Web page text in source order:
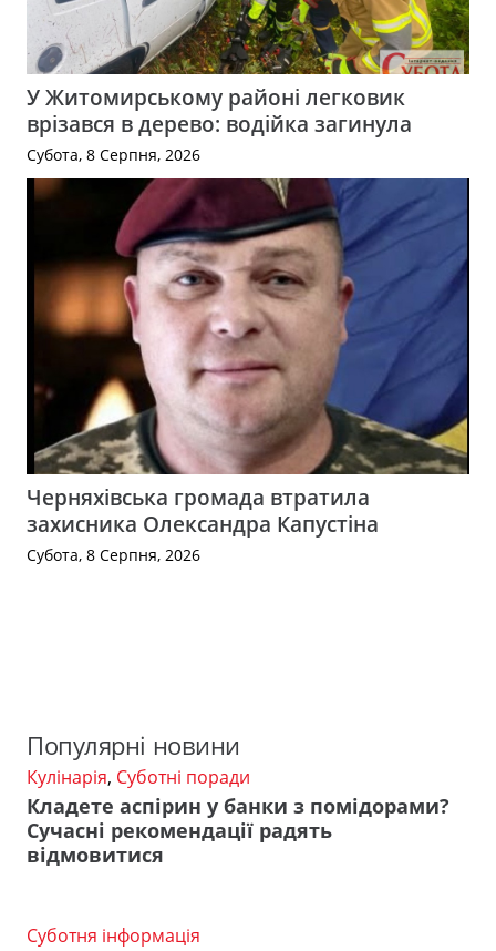
У Житомирському районі легковик
врізався в дерево: водійка загинула
Субота, 8 Серпня, 2026
Черняхівська громада втратила
захисника Олександра Капустіна
Субота, 8 Серпня, 2026
Популярні новини
Кулінарія, Суботні поради
Кладете аспірин у банки з помідорами?
Сучасні рекомендації радять
відмовитися
Суботня інформація